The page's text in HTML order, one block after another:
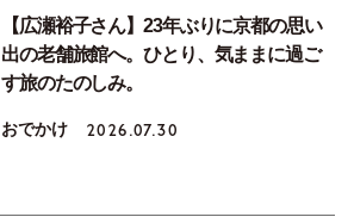
【広瀬裕子さん】23年ぶりに京都の思い
出の老舗旅館へ。ひとり、気ままに過ご
す旅のたのしみ。
おでかけ 2026.07.30